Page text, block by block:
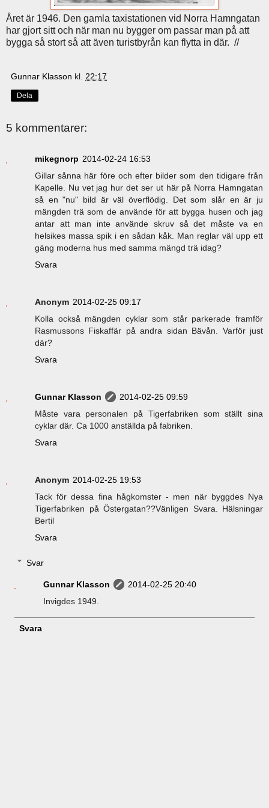
Året är 1946. Den gamla taxistationen vid Norra Hamngatan
har gjort sitt och när man nu bygger om passar man på att
bygga så stort så att även turistbyrån kan flytta in där. //
Gunnar Klasson kl. 22:17
Dela
5 kommentarer:
mikegnorp 2014-02-24 16:53
Gillar sånna här före och efter bilder som den tidigare från
Kapelle. Nu vet jag hur det ser ut här på Norra Hamngatan
så en "nu" bild är väl överflödig. Det som slår en är ju
mängden trä som de använde för att bygga husen och jag
antar att man inte använde skruv så det måste va en
helsikes massa spik i en sådan kåk. Man reglar väl upp ett
gäng moderna hus med samma mängd trä idag?
Svara
Anonym 2014-02-25 09:17
Kolla också mängden cyklar som står parkerade framför
Rasmussons Fiskaffär på andra sidan Bävån. Varför just
där?
Svara
Gunnar Klasson
2014-02-25 09:59
Måste vara personalen på Tigerfabriken som ställt sina
cyklar där. Ca 1000 anställda på fabriken.
Svara
Anonym 2014-02-25 19:53
Tack för dessa fina hågkomster - men när byggdes Nya
Tigerfabriken på Östergatan??Vänligen Svara. Hälsningar
Bertil
Svara
Svar
Gunnar Klasson
2014-02-25 20:40
Invigdes 1949.
Svara